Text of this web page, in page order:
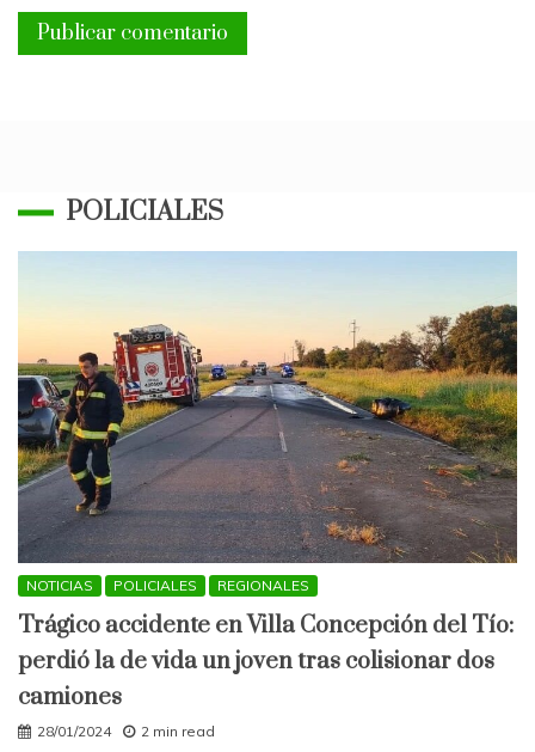
POLICIALES
NOTICIAS POLICIALES REGIONALES
Trágico accidente en Villa Concepción del Tío:
perdió la de vida un joven tras colisionar dos
camiones
28/01/2024 2 min read